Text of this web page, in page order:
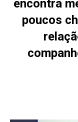
encontra
poucos